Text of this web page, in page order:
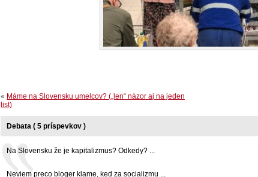
« Máme na Slovensku umelcov? („len“ názor aj na jeden
list)
Debata ( 5 príspevkov )
Na Slovensku že je kapitalizmus? Odkedy? ...
Neviem preco bloger klame, ked za socializmu ...